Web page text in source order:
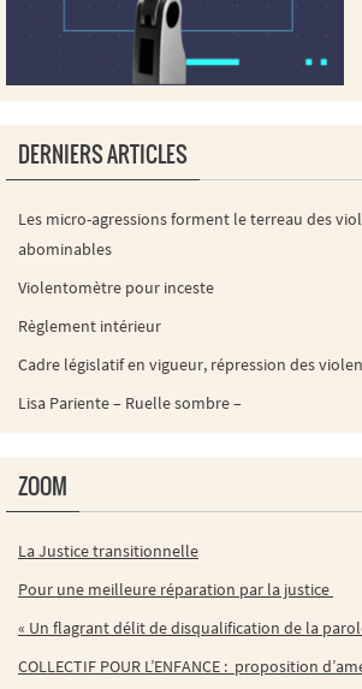
DERNIERS ARTICLES
Les micro-agressions forment le terreau des
abominables
Violentomètre pour inceste
Règlement intérieur
Cadre législatif en vigueur, répression des
Lisa Pariente – Ruelle sombre –
ZOOM
La Justice transitionnelle
Pour une meilleure réparation par la justice
« Un flagrant délit de disqualification de la
COLLECTIF POUR L’ENFANCE : proposition